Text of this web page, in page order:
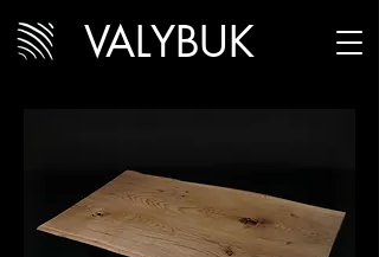
VALYBUK